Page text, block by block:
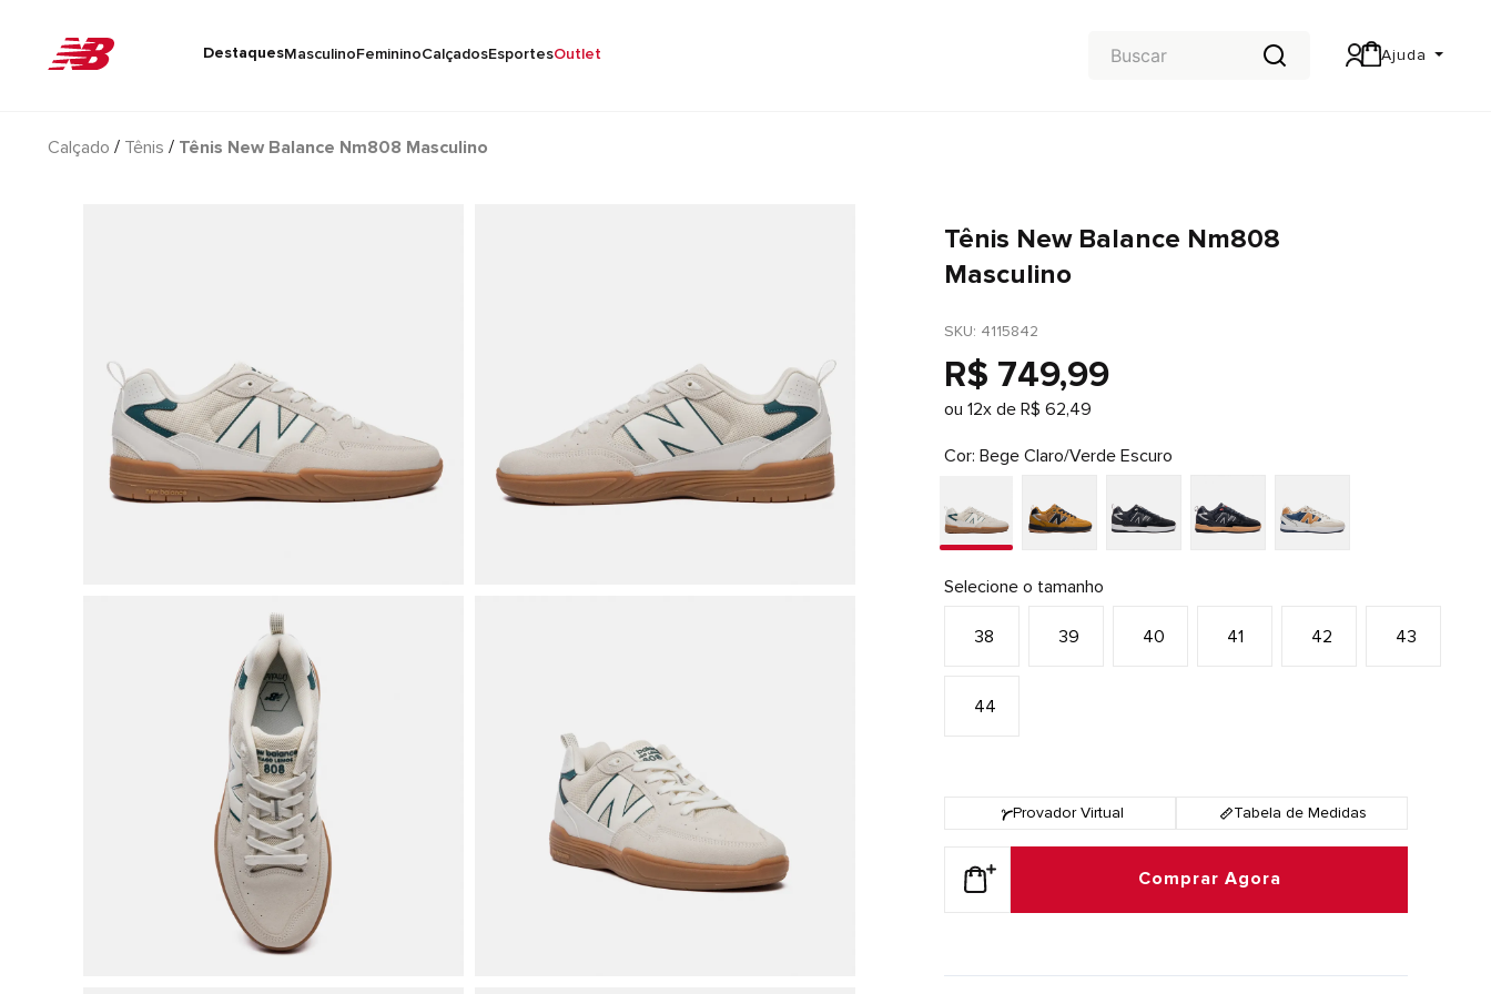
DestaquesMasculinoFemininoCalçadosEsportesOutlet Ajuda
Calçado Tênis Tênis New Balance Nm808 Masculino
Tênis New Balance Nm808
Masculino
SKU: 4115842
R$ 749,99
ou12x deR$ 62,49
Cor Bege Claro/Verde Escuro
Selecione o tamanho
38 39 40 41 42 43
44
Provador Virtual Tabela de Medidas
Comprar Agora